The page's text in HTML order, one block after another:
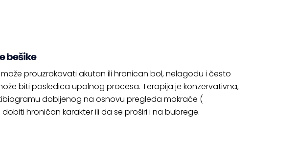
bešike
prouzrokovati akutan ili hronican bol, nelagodu i često
biti posledica upalnog procesa. Terapija je konzervativna,
dobijenog na osnovu pregleda mokraće (
hroničan karakter ili da se proširi i na bubrege.